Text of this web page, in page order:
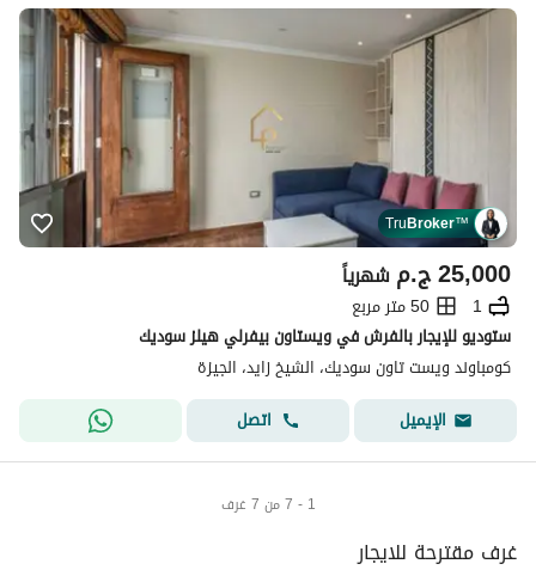
TruBroker™
ج.م25,000 شهرياً
1
50 متر مربع
ستوديو للإيجار بالفرش في ويستاون بيفرلي هيلز سوديك
كومباوند ويست تاون سوديك، الشيخ زايد، الجيزة
الإيميل
اتصل
1 - 7 من 7 غرف
غرف مقترحة للايجار